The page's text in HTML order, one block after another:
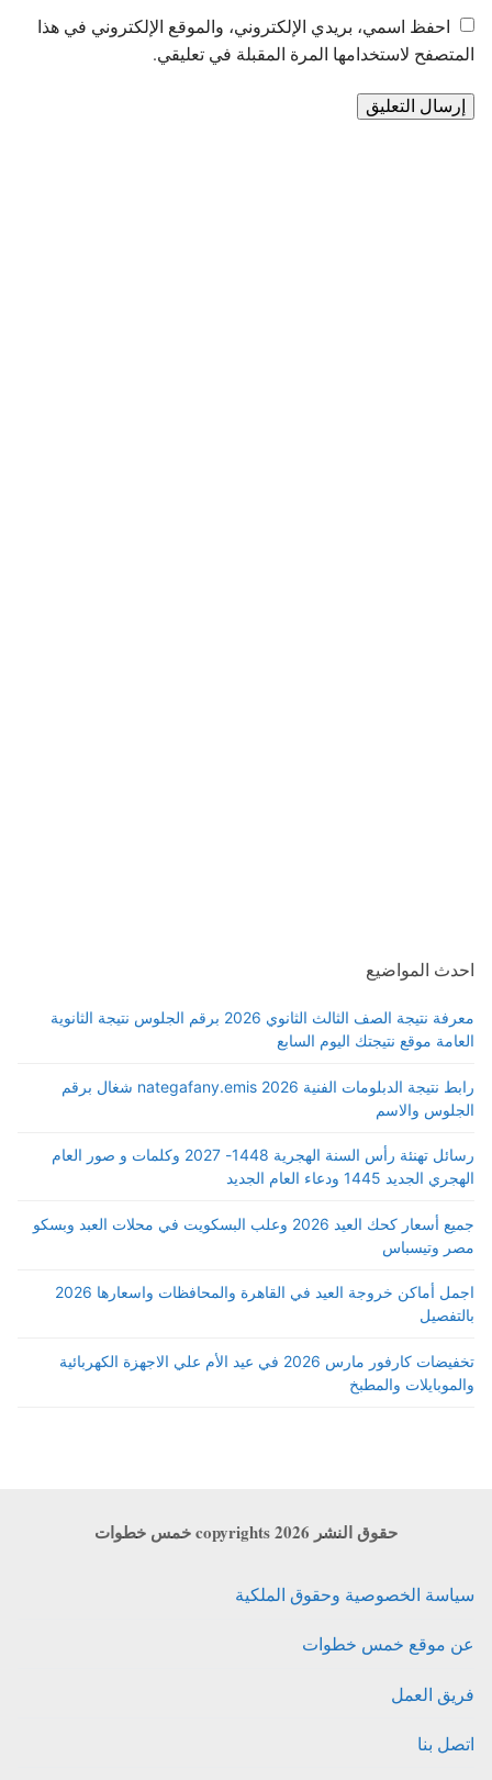
احفظ اسمي، بريدي الإلكتروني، والموقع الإلكتروني في هذا
المتصفح لاستخدامها المرة المقبلة في تعليقي.
احدث المواضيع
معرفة نتيجة الصف الثالث الثانوي 2026 برقم الجلوس نتيجة الثانوية
العامة موقع نتيجتك اليوم السابع
رابط نتيجة الدبلومات الفنية 2026 nategafany.emis شغال برقم
الجلوس والاسم
رسائل تهنئة رأس السنة الهجرية 1448- 2027 وكلمات و صور العام
الهجري الجديد 1445 ودعاء العام الجديد
جميع أسعار كحك العيد 2026 وعلب البسكويت في محلات العبد وبسكو
مصر وتيسباس
اجمل أماكن خروجة العيد في القاهرة والمحافظات واسعارها 2026
بالتفصيل
تخفيضات كارفور مارس 2026 في عيد الأم علي الاجهزة الكهربائية
والموبايلات والمطبخ
حقوق النشر copyrights 2026 خمس خطوات
سياسة الخصوصية وحقوق الملكية
عن موقع خمس خطوات
فريق العمل
اتصل بنا